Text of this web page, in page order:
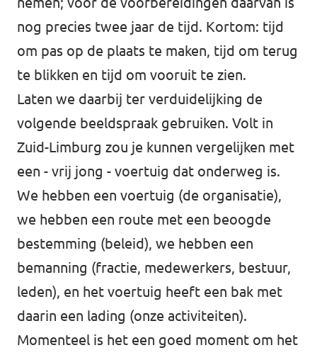
nog precies twee jaar de tijd. Kortom: tijd
om pas op de plaats te maken, tijd om terug
te blikken en tijd om vooruit te zien.
Laten we daarbij ter verduidelijking de
volgende beeldspraak gebruiken. Volt in
Zuid-Limburg zou je kunnen vergelijken met
een - vrij jong - voertuig dat onderweg is.
We hebben een voertuig (de organisatie),
we hebben een route met een beoogde
bestemming (beleid), we hebben een
bemanning (fractie, medewerkers, bestuur,
leden), en het voertuig heeft een bak met
daarin een lading (onze activiteiten).
Momenteel is het een goed moment om het